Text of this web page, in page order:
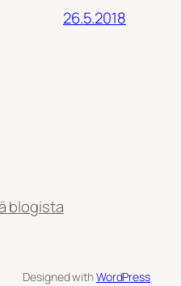
26.5.2018
blogista
Designed withWordPress